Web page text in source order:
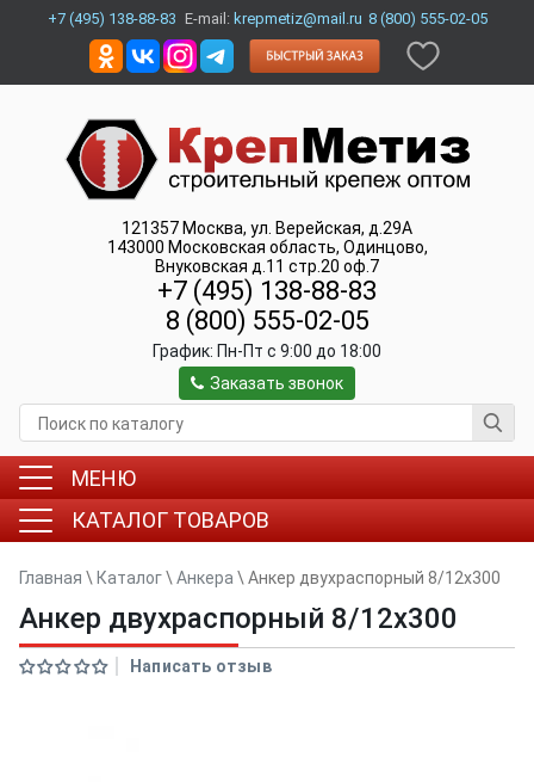
+7 (495) 138-88-83 E-mail: krepmetiz@mail.ru 8 (800) 555-02-05
121357 Москва, ул. Верейская, д.29А
143000 Московская область, Одинцово,
Внуковская д.11 стр.20 оф.7
+7 (495) 138-88-83
8 (800) 555-02-05
График: Пн-Пт c 9:00 до 18:00
Заказать звонок
МЕНЮ
КАТАЛОГ ТОВАРОВ
Главная \ Каталог\ Анкера \ Анкер двуxраспорный 8/12x300
Анкер двуxраспорный 8/12x300
Написать отзыв